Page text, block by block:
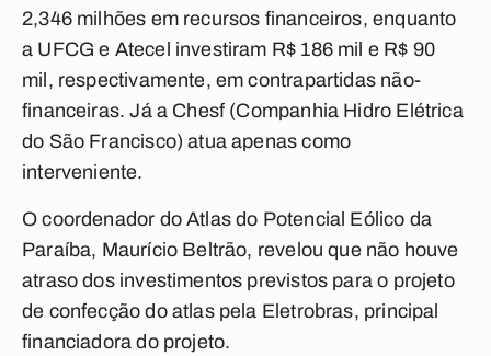
2,346 milhões em recursos financeiros, enquanto
a UFCG e Atecel investiram R$ 186 mil e R$ 90
mil, respectivamente, em contrapartidas não-
financeiras. Já a Chesf (Companhia Hidro Elétrica
do São Francisco) atua apenas como
interveniente.
O coordenador do Atlas do Potencial Eólico da
Paraíba, Maurício Beltrão, revelou que não houve
atraso dos investimentos previstos para o projeto
de confecção do atlas pela Eletrobras, principal
financiadora do projeto.